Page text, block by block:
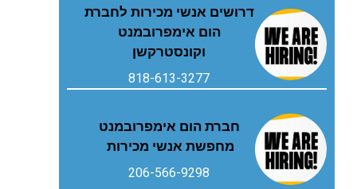
דרושים אנשי מכירות לחברת
הום אימפרובמנט
וקונסטרקשן
818-613-3277
חברת הום אימפרובמנט
מחפשת אנשי מכירות
206-566-9298